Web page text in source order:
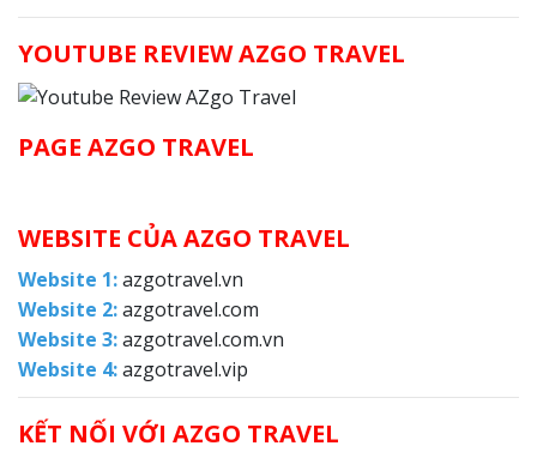
YOUTUBE REVIEW AZGO TRAVEL
PAGE AZGO TRAVEL
WEBSITE CỦA AZGO TRAVEL
Website 1:azgotravel.vn
Website 2:azgotravel.com
Website 3:azgotravel.com.vn
Website 4:azgotravel.vip
KẾT NỐI VỚI AZGO TRAVEL